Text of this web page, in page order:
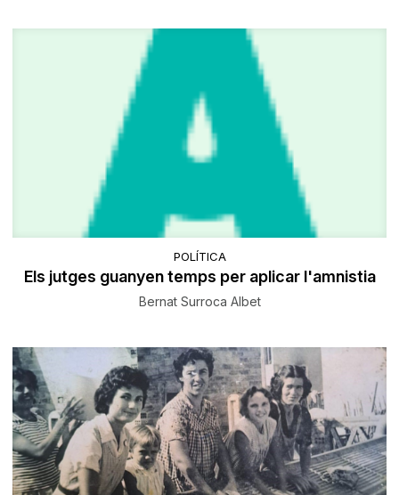
POLÍTICA
Els jutges guanyen temps per aplicar l'amnistia
Bernat Surroca Albet